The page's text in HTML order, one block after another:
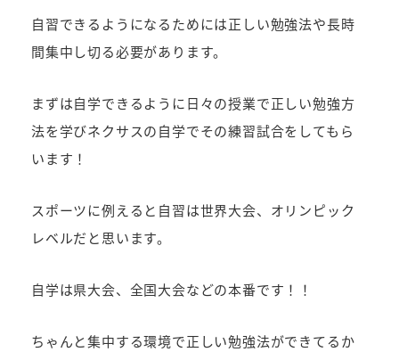
自習できるようになるためには正しい勉強法や長時
間集中し切る必要があります。
まずは自学できるように日々の授業で正しい勉強方
法を学びネクサスの自学でその練習試合をしてもら
います！
スポーツに例えると自習は世界大会、オリンピック
レベルだと思います。
自学は県大会、全国大会などの本番です！！
ちゃんと集中する環境で正しい勉強法ができてるか